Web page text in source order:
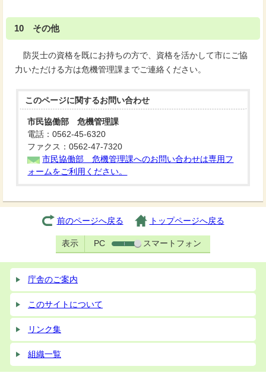
10 その他
防災士の資格を既にお持ちの方で、資格を活かして市にご協
力いただける方は危機管理課までご連絡ください。
このページに関するお問い合わせ
市民協働部 危機管理課
電話：0562-45-6320
ファクス：0562-47-7320
市民協働部 危機管理課へのお問い合わせは専用フ
ォームをご利用ください。
前のページへ戻る トップページへ戻る
表示 PC スマートフォン
庁舎のご案内
このサイトについて
リンク集
組織一覧